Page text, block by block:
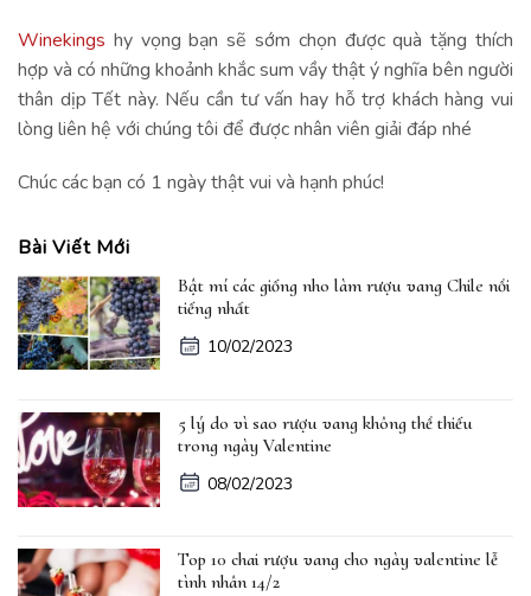
Winekings hy vọng bạn sẽ sớm chọn được quà tặng thích
hợp và có những khoảnh khắc sum vầy thật ý nghĩa bên người
thân dịp Tết này. Nếu cần tư vấn hay hỗ trợ khách hàng vui
lòng liên hệ với chúng tôi để được nhân viên giải đáp nhé
Chúc các bạn có 1 ngày thật vui và hạnh phúc!
Bài Viết Mới
Bật mí các giống nho làm rượu vang Chile nổi
tiếng nhất
10/02/2023
5 lý do vì sao rượu vang không thể thiếu
trong ngày Valentine
08/02/2023
Top 10 chai rượu vang cho ngày valentine lễ
tình nhân 14/2